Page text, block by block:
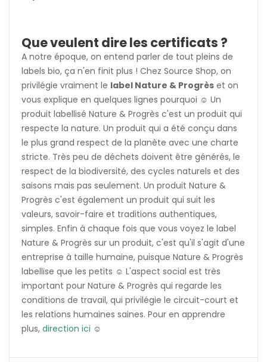
Que veulent dire les certificats ?
A notre époque, on entend parler de tout pleins de
labels bio, ça n'en finit plus ! Chez Source Shop, on
privilégie vraiment le label Nature & Progrès et on
vous explique en quelques lignes pourquoi ☺️ Un
produit labellisé Nature & Progrès c'est un produit qui
respecte la nature. Un produit qui a été conçu dans
le plus grand respect de la planète avec une charte
stricte. Très peu de déchets doivent être générés, le
respect de la biodiversité, des cycles naturels et des
saisons mais pas seulement. Un produit Nature &
Progrès c'est également un produit qui suit les
valeurs, savoir-faire et traditions authentiques,
simples. Enfin à chaque fois que vous voyez le label
Nature & Progrès sur un produit, c'est qu'il s'agit d'une
entreprise à taille humaine, puisque Nature & Progrès
labellise que les petits ☺️ L'aspect social est très
important pour Nature & Progrès qui regarde les
conditions de travail, qui privilégie le circuit-court et
les relations humaines saines. Pour en apprendre
plus, direction ici ☺️